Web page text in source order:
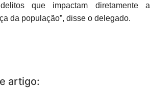
que impactam diretamente a
da população”, disse o delegado.
artigo: